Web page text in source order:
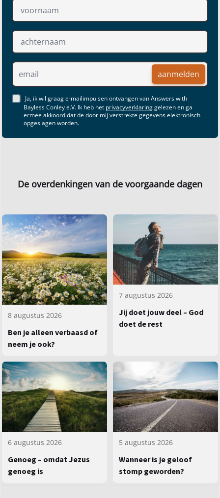
aanmelden
Ja, ik wil graag e-mailimpulsen ontvangen van Answers with
Bayless Conley e.V. Ik heb het privacyverklaringgelezen en ga
ermee akkoord dat de door mij verstrekte gegevens elektronisch
opgeslagen worden.
De overdenkingen van de voorgaande dagen
8 augustus 2026
Ben je alleen verbaasd of
neem je ook?
7 augustus 2026
Jij doet jouw deel – God
doet de rest
6 augustus 2026
Genoeg – omdat Jezus
genoeg is
5 augustus 2026
Wanneer is je geloof
stomp geworden?